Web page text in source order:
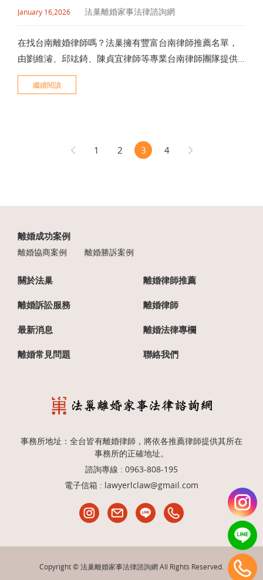
January 16,2026 法巢離婚家事法律諮詢網
在找台南離婚律師嗎？法巢擁有豐富台南律師推薦名單，
由劉維濬、邱竑錡、陳貞宜律師等專業台南律師團隊提供
服務。專精離婚訴訟、監護權爭取及複雜財產分配，累積
超過500件家事案件實績。立即加LINE預約免費法律諮詢，
繼續閱讀
1 2 3 4
離婚成功案例
離婚協商案例 離婚勝訴案例
關於法巢 離婚律師推薦
離婚訴訟服務 離婚律師
最新消息 離婚法律專欄
離婚常見問題 聯絡我們
事務所地址：全台皆有離婚律師，將依各推薦律師提供其所在
事務所的正確地址。
諮詢專線 : 0963-808-195
電子信箱 : lawyerlclaw@gmail.com
Copyright © 法巢離婚家事法律諮詢網 All Rights Reserved.